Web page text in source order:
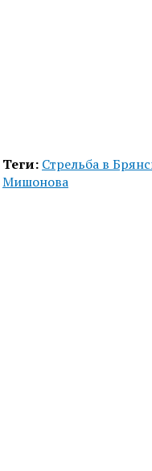
Теги: Стрельба в
Мишонова